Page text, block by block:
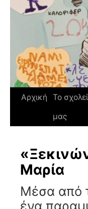
Αρχική
Το
μας
Μαρία
Μέσα από
ένα